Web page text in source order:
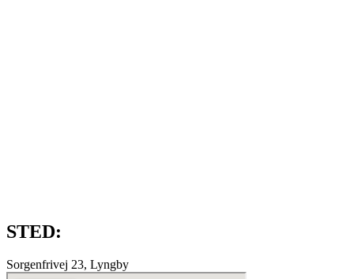
STED:
Sorgenfrivej 23, Lyngby